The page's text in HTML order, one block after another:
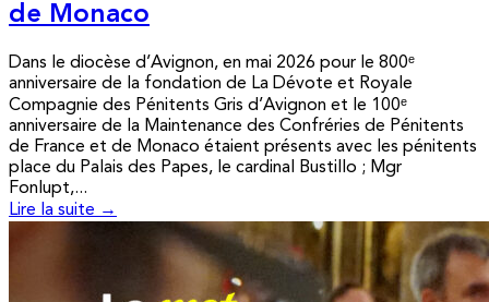
de Monaco
Dans le diocèse d’Avignon, en mai 2026 pour le 800ᵉ
anniversaire de la fondation de La Dévote et Royale
Compagnie des Pénitents Gris d’Avignon et le 100ᵉ
anniversaire de la Maintenance des Confréries de Pénitents
de France et de Monaco étaient présents avec les pénitents
place du Palais des Papes, le cardinal Bustillo ; Mgr
Fonlupt,...
Lire la suite →